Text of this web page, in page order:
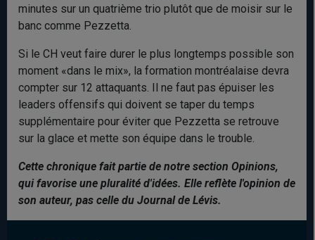
minutes sur un quatrième trio plutôt que de moisir sur le
banc comme Pezzetta.
Si le CH veut faire durer le plus longtemps possible son
moment «dans le mix», la formation montréalaise devra
compter sur 12 attaquants. Il ne faut pas épuiser les
leaders offensifs qui doivent se taper du temps
supplémentaire pour éviter que Pezzetta se retrouve
sur la glace et mette son équipe dans le trouble.
Cette chronique fait partie de notre section Opinions,
qui favorise une pluralité d'idées. Elle reflète l'opinion de
son auteur, pas celle du Journal de Lévis.